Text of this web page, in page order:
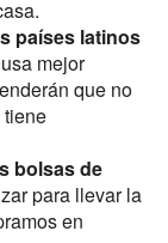
países latinos
mejor
que no
bolsas de
para llevar la
en